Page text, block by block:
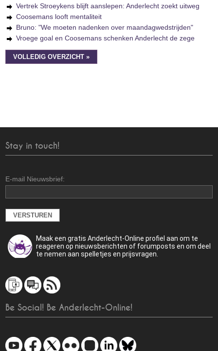
Vertrek Stroeykens blijft aanslepen: Anderlecht zoekt uitweg
Coosemans looft mentaliteit
Bruno: "We moeten nadenken over maandagwedstrijden"
Vroege goal en Coosemans schenken Anderlecht de zege
VOLLEDIG OVERZICHT »
Stay in touch!
E-mail Nieuwsbrief:
Maak een gratis Anderlecht-Online profiel aan om te
reageren op nieuwsberichten of forumposts en om deel
te nemen aan spelletjes en prijsvragen.
Be Social! Be Anderlecht-Online!